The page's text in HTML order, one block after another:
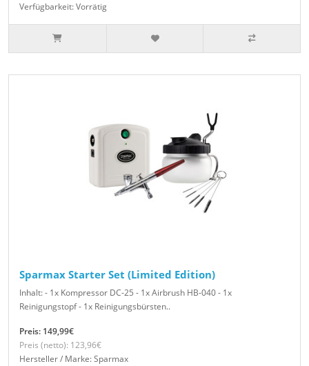
Verfügbarkeit: Vorrätig
Sparmax Starter Set (Limited Edition)
Inhalt: - 1x Kompressor DC-25 - 1x Airbrush HB-040 - 1x
Reinigungstopf - 1x Reinigungsbürsten..
Preis: 149,99€
Preis (netto): 123,96€
Hersteller / Marke: Sparmax